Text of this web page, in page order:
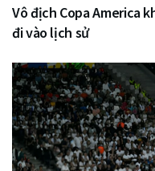
Vô địch Copa America
đi vào lịch sử